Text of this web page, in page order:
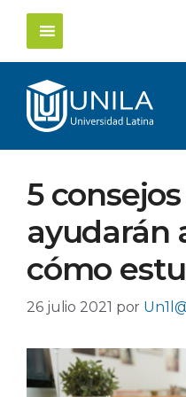
Saltar
contenido
5
ayudarán
cómo
26 julio 2021 por